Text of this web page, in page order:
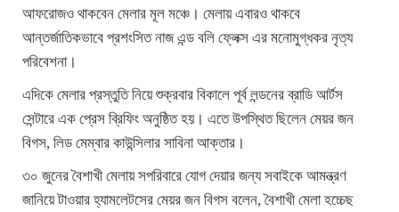
আফরোজও থাকবেন মেলার মূল মঞ্চে। মেলায় এবারও থাকবে
আন্তর্জাতিকভাবে প্রশংসিত নাজ এন্ড বলি ফ্লেক্স এর মনোমুগ্ধকর নৃত্য
পরিবেশনা।
এদিকে মেলার প্রস্তুতি নিয়ে শুক্রবার বিকালে পূর্ব লন্ডনের ব্রাডি আর্টস
সেন্টারে এক প্রেস ব্রিফিং অনুষ্ঠিত হয়। এতে উপস্থিত ছিলেন মেয়র জন
বিগস, লিড মেম্বার কাউন্সিলার সাবিনা আক্তার।
৩০ জুনের বৈশাখী মেলায় সপরিবারে যোগ দেয়ার জন্য সবাইকে আমন্ত্রণ
জানিয়ে টাওয়ার হ্যামলেটসের মেয়র জন বিগস বলেন, বৈশাখী মেলা হচ্চেছ